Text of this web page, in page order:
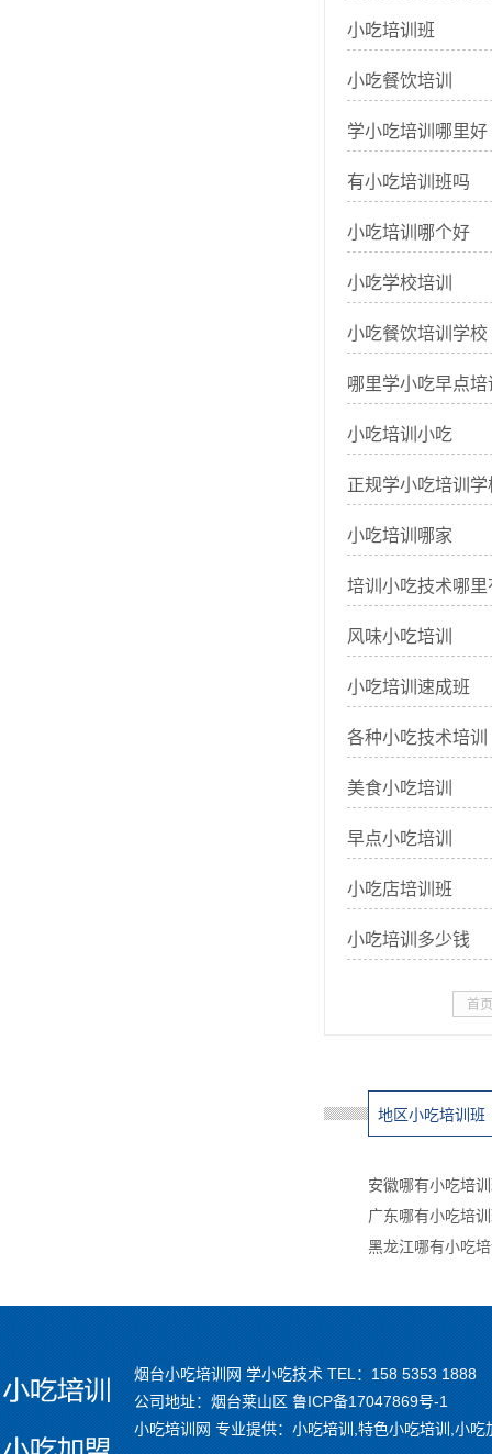
小吃培训班
小吃餐饮培训
学小吃培训哪里好
有小吃培训班吗
小吃培训哪个好
小吃学校培训
小吃餐饮培训学校
哪里学小吃早点培
小吃培训小吃
正规学小吃培训学
小吃培训哪家
培训小吃技术哪里
风味小吃培训
小吃培训速成班
各种小吃技术培训
美食小吃培训
早点小吃培训
小吃店培训班
小吃培训多少钱
首页
地区小吃培训班
安徽哪有小吃培
广东哪有小吃培
黑龙江哪有小吃
烟台小吃培训网 学小吃技术 TEL：158 5353 1888
公司地址：烟台莱山区 鲁ICP备17047869号-1
小吃培训网 专业提供：小吃培训,特色小吃培训,小